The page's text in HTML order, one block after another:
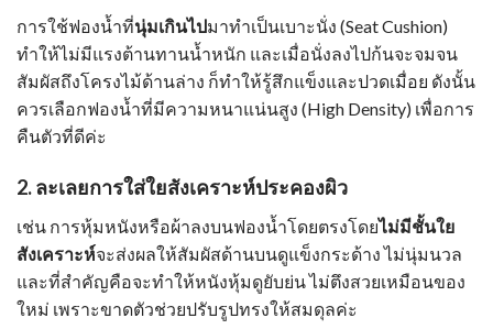
การใช้ฟองน้ำที่นุ่มเกินไปมาทำเป็นเบาะนั่ง (Seat Cushion)
ทำให้ไม่มีแรงต้านทานน้ำหนัก และเมื่อนั่งลงไปก้นจะจมจน
สัมผัสถึงโครงไม้ด้านล่าง ก็ทำให้รู้สึกแข็งและปวดเมื่อย ดังนั้น
ควรเลือกฟองน้ำที่มีความหนาแน่นสูง (High Density) เพื่อการ
คืนตัวที่ดีค่ะ
2. ละเลยการใส่ใยสังเคราะห์ประคองผิว
เช่น การหุ้มหนังหรือผ้าลงบนฟองน้ำโดยตรงโดยไม่มีชั้นใย
สังเคราะห์จะส่งผลให้สัมผัสด้านบนดูแข็งกระด้าง ไม่นุ่มนวล
และที่สำคัญคือจะทำให้หนังหุ้มดูยับย่น ไม่ตึงสวยเหมือนของ
ใหม่ เพราะขาดตัวช่วยปรับรูปทรงให้สมดุลค่ะ